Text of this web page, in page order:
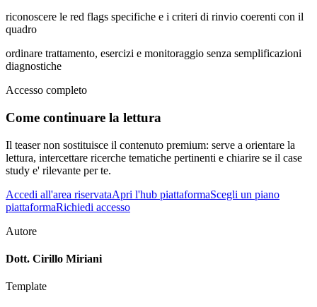
riconoscere le red flags specifiche e i criteri di rinvio coerenti con il
quadro
ordinare trattamento, esercizi e monitoraggio senza semplificazioni
diagnostiche
Accesso completo
Come continuare la lettura
Il teaser non sostituisce il contenuto premium: serve a orientare la
lettura, intercettare ricerche tematiche pertinenti e chiarire se il case
study e' rilevante per te.
Accedi all'area riservataApri l'hub piattaformaScegli un piano
piattaformaRichiedi accesso
Autore
Dott. Cirillo Miriani
Template